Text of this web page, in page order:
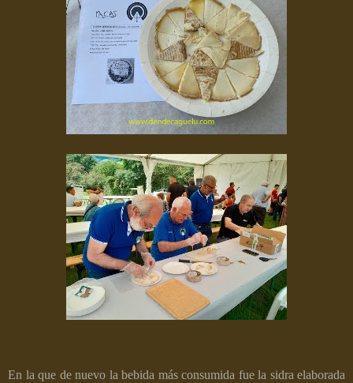
En la que de nuevo la bebida más consumida fue la sidra elaborada